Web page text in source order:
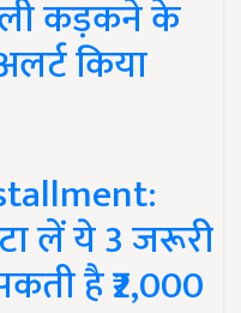
कड़कने के
किया
लें ये 3 जरूरी
है ₹2,000